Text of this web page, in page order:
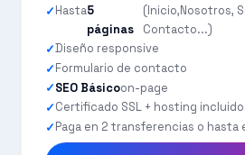
Hasta5
páginas
(Inicio,Nosotros,
Contacto...)
Diseño responsive
Formulario de contacto
SEO Básicoon-page
Certificado SSL + hosting incluido
Paga en 2 transferencias o hasta